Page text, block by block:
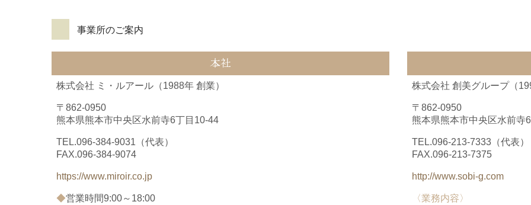
事業所のご案内
本社
株式会社 ミ・ルアール（1988年 創業）
〒862-0950
熊本県熊本市中央区水前寺6丁目10-44
TEL.096-384-9031 （代表）
FAX.096-384-9074
https://www.miroir.co.jp
◆営業時間9:00～18:00
株式会社 創美グループ（
〒862-0950
熊本県熊本市中央区水前寺
TEL.096-213-7333 （代表）
FAX.096-213-7375
http://www.sobi-g.com
〈業務内容〉